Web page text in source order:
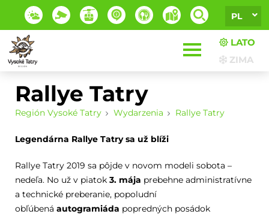
PL
LATO
ZIMA
Rallye Tatry
Región Vysoké Tatry Wydarzenia Rallye Tatry
Legendárna Rallye Tatry sa už blíži
Rallye Tatry 2019 sa pôjde v novom modeli sobota –
nedeľa. No už v piatok 3. mája prebehne administratívne
a technické preberanie, popoludní
obľúbená autogramiáda popredných posádok